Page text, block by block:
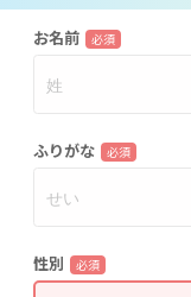
お名前 必須
ふりがな 必須
性別 必須